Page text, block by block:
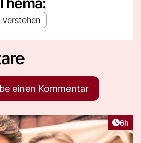
verstehen
einen Kommentar
6h